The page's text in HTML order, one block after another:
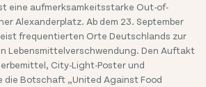
eine aufmerksamkeitsstarke Out-of-
Alexanderplatz. Ab dem 23. September
frequentierten Orte Deutschlands zur
Lebensmittelverschwendung. Den Auftakt
City-Light-Poster und
die Botschaft „United Against Food